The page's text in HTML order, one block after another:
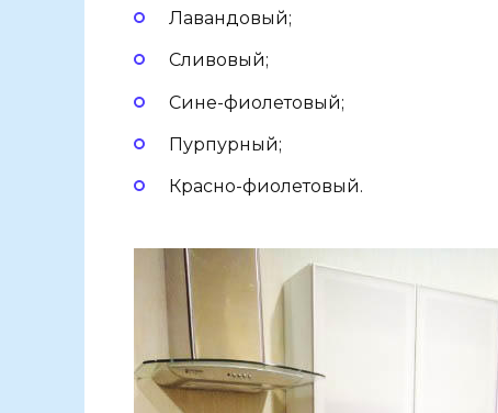
Лавандовый;
Сливовый;
Сине-фиолетовый;
Пурпурный;
Красно-фиолетовый.